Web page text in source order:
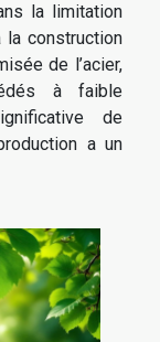
la limitation
la construction
de l’acier,
à faible
de
a un